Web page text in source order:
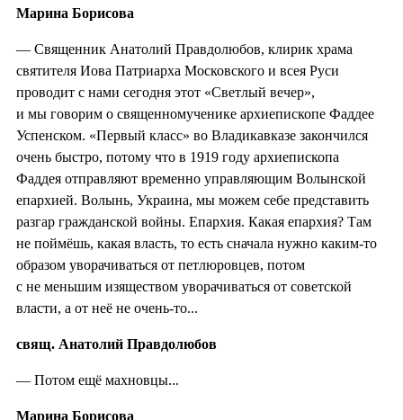
Марина Борисова
— Священник Анатолий Правдолюбов, клирик храма
святителя Иова Патриарха Московского и всея Руси
проводит с нами сегодня этот «Светлый вечер»,
и мы говорим о священномученике архиепископе Фаддее
Успенском. «Первый класс» во Владикавказе закончился
очень быстро, потому что в 1919 году архиепископа
Фаддея отправляют временно управляющим Волынской
епархией. Волынь, Украина, мы можем себе представить
разгар гражданской войны. Епархия. Какая епархия? Там
не поймёшь, какая власть, то есть сначала нужно каким-то
образом уворачиваться от петлюровцев, потом
с не меньшим изяществом уворачиваться от советской
власти, а от неё не очень-то...
свящ. Анатолий Правдолюбов
— Потом ещё махновцы...
Марина Борисова